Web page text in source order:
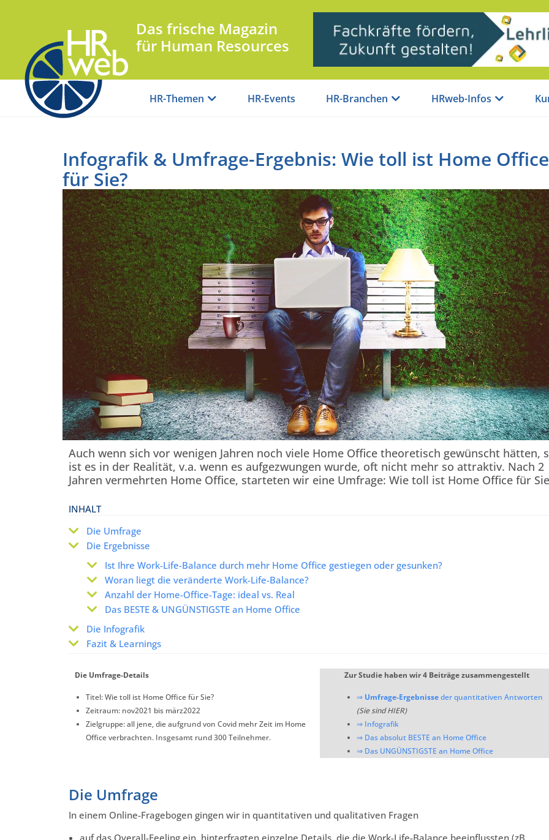
Das frische Magazin
für Human Resources
HR-Themen HR-Events HR-Branchen HRweb-Infos
Infografik & Umfrage-Ergebnis: Wie toll ist Home Office
für Sie?
Auch wenn sich vor wenigen Jahren noch viele Home Office theoretisch gewünscht hätten,
ist es in der Realität, v.a. wenn es aufgezwungen wurde, oft nicht mehr so attraktiv. Nach 2
Jahren vermehrten Home Office, starteten wir eine Umfrage: Wie toll ist Home Office für
INHALT
Die Umfrage
Die Ergebnisse
Ist Ihre Work-Life-Balance durch mehr Home Office gestiegen oder gesunken?
Woran liegt die veränderte Work-Life-Balance?
Anzahl der Home-Office-Tage: ideal vs. Real
Das BESTE & UNGÜNSTIGSTE an Home Office
Die Infografik
Fazit & Learnings
Die Umfrage-Details
Titel: Wie toll ist Home Office für Sie?
Zeitraum: nov2021 bis märz2022
Zielgruppe: all jene, die aufgrund von Covid mehr Zeit im Home
Office verbrachten. Insgesamt rund 300 Teilnehmer.
Zur Studie haben wir 4 Beiträge zusammengestellt
⇒ Umfrage-Ergebnisseder quantitativen Antworten
(Sie sind HIER)
⇒ Infografik
⇒ Das absolut BESTE an Home Office
⇒ Das UNGÜNSTIGSTE an Home Office
Die Umfrage
In einem Online-Fragebogen gingen wir in quantitativen und qualitativen Fragen
auf das Overall-Feeling ein, hinterfragten einzelne Details, die die Work-Life-Balance beeinflussten (zB